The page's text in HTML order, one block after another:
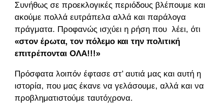
Συνήθως σε προεκλογικές περιόδους βλέπουμε και
ακούμε πολλά ευτράπελα αλλά και παράλογα
πράγματα. Προφανώς ισχύει η ρήση που λέει, ότι
«στον έρωτα, τον πόλεμο και την πολιτική
επιτρέπονται ΟΛΑ!!!»
Πρόσφατα λοιπόν έφτασε στ’ αυτιά μας και αυτή η
ιστορία, που μας έκανε να γελάσουμε, αλλά και να
προβληματιστούμε ταυτόχρονα.